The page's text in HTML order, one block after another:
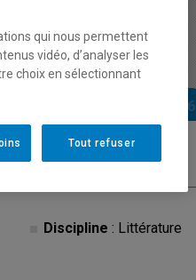
baroque
Horaire - Automne 2026
Discipline : Littérature
qui nous permettent
vidéo, d’analyser les
choix en sélectionnant
Tout refuser